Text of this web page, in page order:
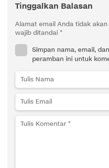
Tinggalkan Balasan
Alamat email Anda tidak
wajib ditandai *
Simpan nama, email,
peramban ini untuk